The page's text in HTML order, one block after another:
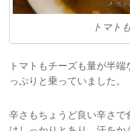
トマト
トマトもチーズも量が半
っぷりと乗っていました。
辛さもちょうど良い辛さで